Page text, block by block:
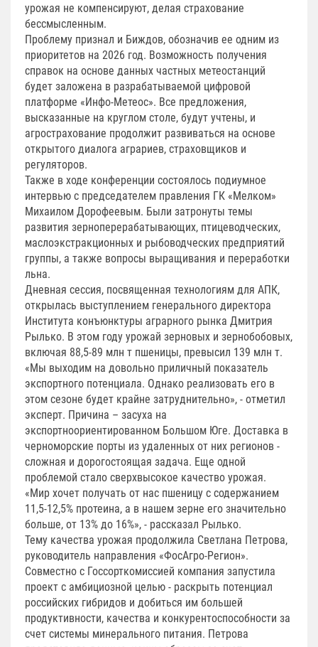
урожая не компенсируют, делая страхование
бессмысленным.
Проблему признал и Биждов, обозначив ее одним из
приоритетов на 2026 год. Возможность получения
справок на основе данных частных метеостанций
будет заложена в разрабатываемой цифровой
платформе «Инфо-Метеос». Все предложения,
высказанные на круглом столе, будут учтены, и
агрострахование продолжит развиваться на основе
открытого диалога аграриев, страховщиков и
регуляторов.
Также в ходе конференции состоялось подиумное
интервью с председателем правления ГК «Мелком»
Михаилом Дорофеевым. Были затронуты темы
развития зерноперерабатывающих, птицеводческих,
маслоэкстракционных и рыбоводческих предприятий
группы, а также вопросы выращивания и переработки
льна.
Дневная сессия, посвященная технологиям для АПК,
открылась выступлением генерального директора
Института конъюнктуры аграрного рынка Дмитрия
Рылько. В этом году урожай зерновых и зернобобовых,
включая 88,5-89 млн т пшеницы, превысил 139 млн т.
«Мы выходим на довольно приличный показатель
экспортного потенциала. Однако реализовать его в
этом сезоне будет крайне затруднительно», - отметил
эксперт. Причина – засуха на
экспортноориентированном Большом Юге. Доставка в
черноморские порты из удаленных от них регионов -
сложная и дорогостоящая задача. Еще одной
проблемой стало сверхвысокое качество урожая.
«Мир хочет получать от нас пшеницу с содержанием
11,5-12,5% протеина, а в нашем зерне его значительно
больше, от 13% до 16%», - рассказал Рылько.
Тему качества урожая продолжила Светлана Петрова,
руководитель направления «ФосАгро-Регион».
Совместно с Госсорткомиссией компания запустила
проект с амбициозной целью - раскрыть потенциал
российских гибридов и добиться им большей
продуктивности, качества и конкурентоспособности за
счет системы минерального питания. Петрова